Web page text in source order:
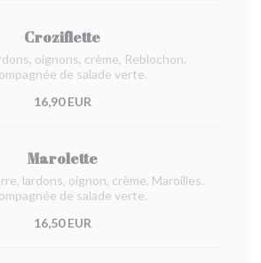
Croziflette
oignons, crème, Reblochon.
de salade verte.
16,90 EUR
Marolette
lardons, oignon, crème, Maroilles.
de salade verte.
16,50 EUR